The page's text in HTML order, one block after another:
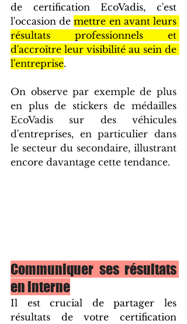
de certification EcoVadis, c'est
l'occasion de mettre en avant leurs
résultats professionnels et
d'accroître leur visibilité au sein de
l'entreprise.
On observe par exemple de plus
en plus de stickers de médailles
EcoVadis sur des véhicules
d'entreprises, en particulier dans
le secteur du secondaire, illustrant
encore davantage cette tendance.
Communiquer ses résultats
en interne
Il est crucial de partager les
résultats de votre certification